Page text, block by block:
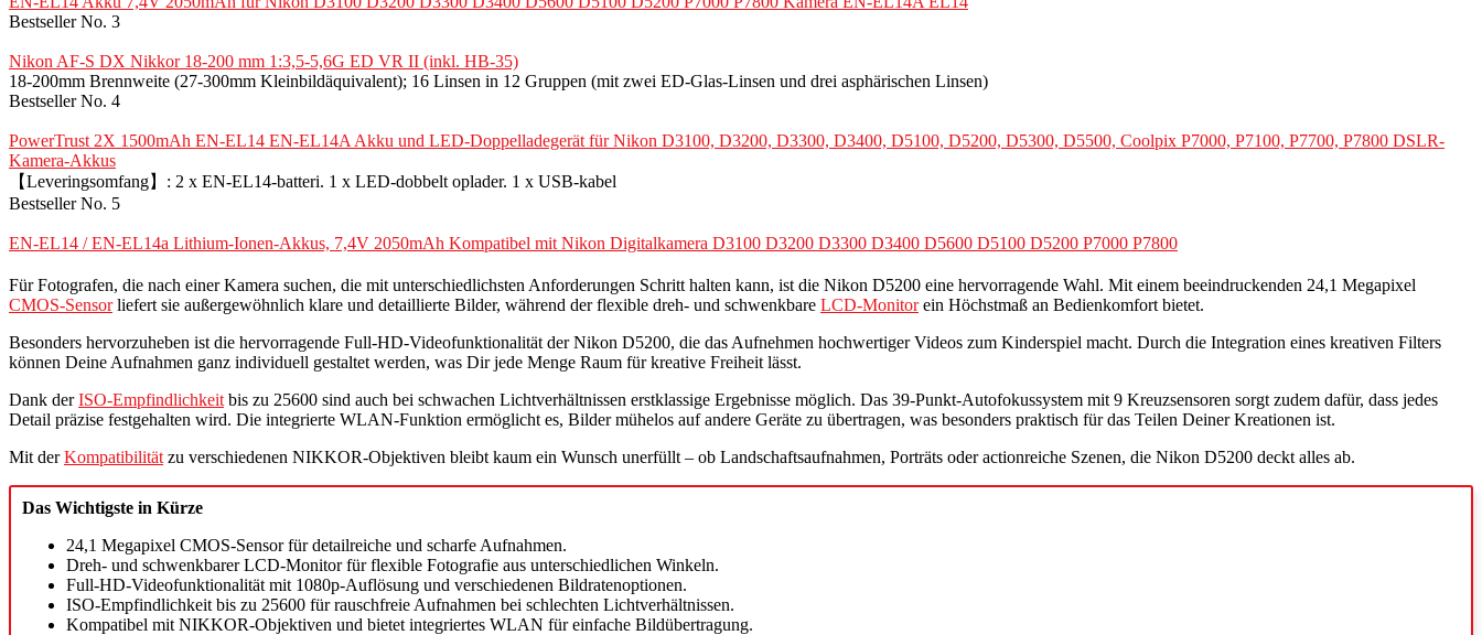
Bestseller No. 3
Nikon AF-S DX Nikkor 18-200 mm 1:3,5-5,6G ED VR II (inkl. HB-35)
18-200mm Brennweite (27-300mm Kleinbildäquivalent); 16 Linsen in 12 Gruppen (mit zwei ED-Glas-Linsen und drei asphärischen Linsen)
Bestseller No. 4
PowerTrust 2X 1500mAh EN-EL14 EN-EL14A Akku und LED-Doppelladegerät für Nikon D3100, D3200, D3300, D3400, D5100, D5200, D5300, D5500, Coolpix P7000, P7100, P7700, P7800 DSLR-
Kamera-Akkus
【Leveringsomfang】: 2 x EN-EL14-batteri. 1 x LED-dobbelt oplader. 1 x USB-kabel
Bestseller No. 5
EN-EL14 / EN-EL14a Lithium-Ionen-Akkus, 7,4V 2050mAh Kompatibel mit Nikon Digitalkamera D3100 D3200 D3300 D3400 D5600 D5100 D5200 P7000 P7800
Für Fotografen, die nach einer Kamera suchen, die mit unterschiedlichsten Anforderungen Schritt halten kann, ist die Nikon D5200 eine hervorragende Wahl. Mit einem beeindruckenden 24,1 Megapixel
CMOS-Sensorliefert sie außergewöhnlich klare und detaillierte Bilder, während der flexible dreh- und schwenkbare LCD-Monitorein Höchstmaß an Bedienkomfort bietet.
Besonders hervorzuheben ist die hervorragende Full-HD-Videofunktionalität der Nikon D5200, die das Aufnehmen hochwertiger Videos zum Kinderspiel macht. Durch die Integration eines kreativen Filters
können Deine Aufnahmen ganz individuell gestaltet werden, was Dir jede Menge Raum für kreative Freiheit lässt.
Dank derISO-Empfindlichkeit bis zu 25600 sind auch bei schwachen Lichtverhältnissen erstklassige Ergebnisse möglich. Das 39-Punkt-Autofokussystem mit 9 Kreuzsensoren sorgt zudem dafür, dass jedes
Detail präzise festgehalten wird. Die integrierte WLAN-Funktion ermöglicht es, Bilder mühelos auf andere Geräte zu übertragen, was besonders praktisch für das Teilen Deiner Kreationen ist.
Mit derKompatibilität zu verschiedenen NIKKOR-Objektiven bleibt kaum ein Wunsch unerfüllt – ob Landschaftsaufnahmen, Porträts oder actionreiche Szenen, die Nikon D5200 deckt alles ab.
Das Wichtigste in Kürze
24,1 Megapixel CMOS-Sensor für detailreiche und scharfe Aufnahmen.
Dreh- und schwenkbarer LCD-Monitor für flexible Fotografie aus unterschiedlichen Winkeln.
Full-HD-Videofunktionalität mit 1080p-Auflösung und verschiedenen Bildratenoptionen.
ISO-Empfindlichkeit bis zu 25600 für rauschfreie Aufnahmen bei schlechten Lichtverhältnissen.
Kompatibel mit NIKKOR-Objektiven und bietet integriertes WLAN für einfache Bildübertragung.